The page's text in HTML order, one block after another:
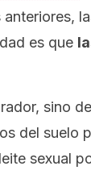
es que
sino
del suelo
sexual